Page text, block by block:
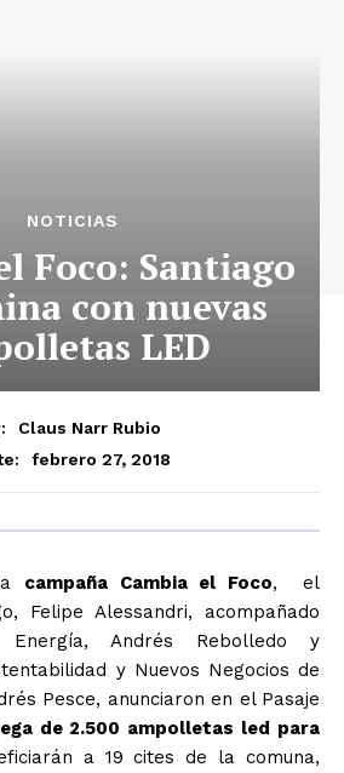
NOTICIAS
Foco: Santiago
con nuevas
LED
Claus Narr Rubio
febrero 27, 2018
campaña Cambia el Foco, el
Felipe Alessandri, acompañado
Andrés Rebolledo y
y Nuevos Negocios de
Pesce, anunciaron en el Pasaje
de 2.500 ampolletas led para
a 19 cites de la comuna,